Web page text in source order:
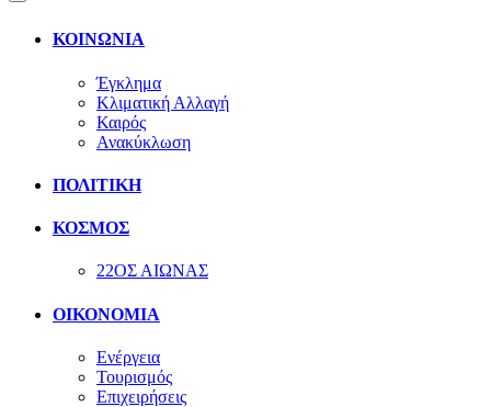
ΚΟΙΝΩΝΙΑ
Έγκλημα
Κλιματική Αλλαγή
Καιρός
Ανακύκλωση
ΠΟΛΙΤΙΚΗ
ΚΟΣΜΟΣ
22ΟΣ ΑΙΩΝΑΣ
ΟΙΚΟΝΟΜΙΑ
Ενέργεια
Τουρισμός
Επιχειρήσεις